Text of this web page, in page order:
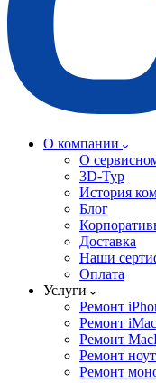
О компании
О
3D-Тур
История
Блог
Доставка
Наши
Оплата
Услуги
Ремонт
Ремонт iMac
Ремонт
Ремонт
Ремонт